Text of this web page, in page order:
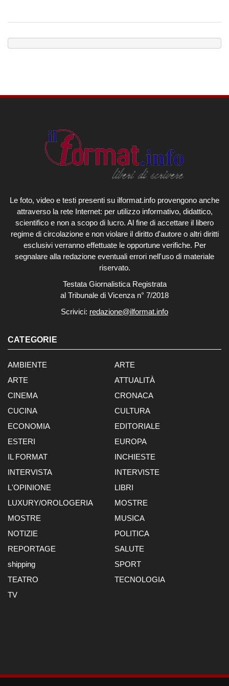
Le foto, video e testi presenti su ilformat.info provengono anche
attraverso la rete Internet: per utilizzo informativo, didattico,
scientifico e non a scopo di lucro. Al fine di accettare il libero
regime di circolazione e non violare il diritto d'autore o altri diritti
esclusivi verranno effettuate le opportune verifiche. Per
segnalare alla redazione eventuali errori nell'uso di materiale
riservato.
Testata Giornalistica Registrata
al Tribunale di Vicenza n° 7/2018
Scrivici: redazione@ilformat.info
CATEGORIE
AMBIENTE
ARTE
ARTE
ATTUALITÀ
CINEMA
CRONACA
CUCINA
CULTURA
ECONOMIA
EDITORIALE
ESTERI
EUROPA
IL FORMAT
INCHIESTE
INTERVISTA
INTERVISTE
L'OPINIONE
LIBRI
LUXURY/OROLOGERIA
MOSTRE
MOSTRE
MUSICA
NOTIZIE
POLITICA
REPORTAGE
SALUTE
shipping
SPORT
TEATRO
TECNOLOGIA
TV